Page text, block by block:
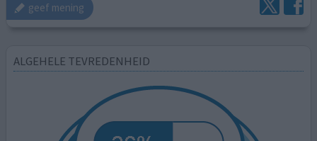
geef mening
ALGEHELE TEVREDENHEID